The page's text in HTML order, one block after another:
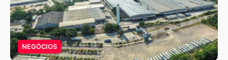
NEGÓCIOS